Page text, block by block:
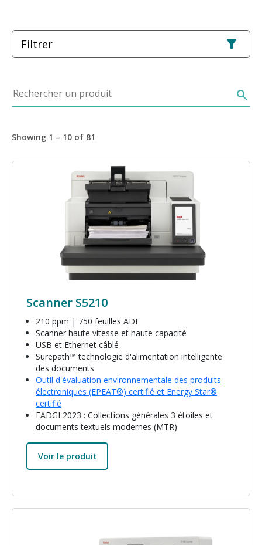
Filtrer
Rechercher un produit search
Showing 1 – 10 of 81
Image
Scanner S5210
210 ppm | 750 feuilles ADF
Scanner haute vitesse et haute capacité
USB et Ethernet câblé
Surepath™ technologie d'alimentation intelligente
des documents
Outil d'évaluation environnementale des produits
électroniques (EPEAT®) certifié et Energy Star®
certifié
FADGI 2023 : Collections générales 3 étoiles et
documents textuels modernes (MTR)
Voir le produit
Image